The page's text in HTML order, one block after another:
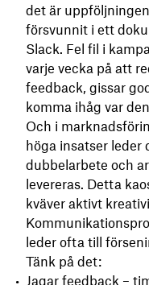
det är
försvunnit i ett
Slack. Fel fil i
varje vecka på att
feedback, gissar
komma ihåg var
Och i
höga insatser
dubbelarbete och
levereras. Detta
kväver aktivt
leder ofta till
Tänk på det:
Jagar feedback –